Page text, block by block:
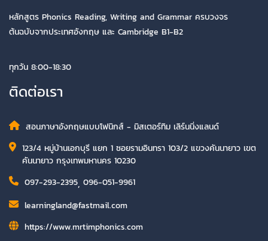
หลักสูตร Phonics Reading, Writing and Grammar ครบวงจร
ต้นฉบับจากประเทศอังกฤษ และ Cambridge B1-B2
ทุกวัน 8:00-18:30
ติดต่อเรา
สอนภาษาอังกฤษแบบโฟนิกส์ - มิสเตอร์ทิม เลิร์นนิ่งแลนด์
123/4 หมู่บ้านเอกบุรี แยก 1 ซอยรามอินทรา 103/2 แขวงคันนายาว เขต
คันนายาว กรุงเทพมหานคร 10230
097-293-2395, 096-051-9961
learningland@fastmail.com
https://www.mrtimphonics.com